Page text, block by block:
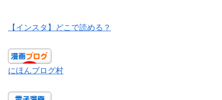
【インスタ】どこで読める？
にほんブログ村